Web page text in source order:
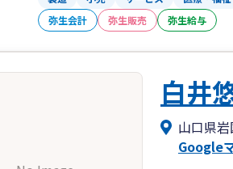
弥生会計 弥生販売 弥生給与
白井
山口県
Google